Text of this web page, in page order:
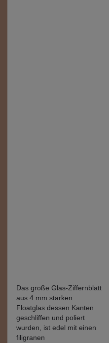
Das große Glas-Ziffernblatt
aus 4 mm starken
Floatglas dessen Kanten
geschliffen und poliert
wurden, ist edel mit einen
filigranen